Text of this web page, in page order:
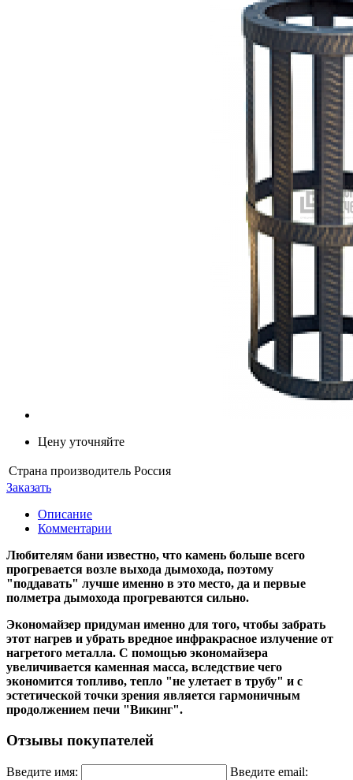
Цену уточняйте
Страна производитель Россия
Заказать
Описание
Комментарии
Любителям бани известно, что камень больше всего
прогревается возле выхода дымохода, поэтому
"поддавать" лучше именно в это место, да и первые
полметра дымохода прогреваются сильно.
Экономайзер придуман именно для того, чтобы забрать
этот нагрев и убрать вредное инфракрасное излучение от
нагретого металла. С помощью экономайзера
увеличивается каменная масса, вследствие чего
экономится топливо, тепло "не улетает в трубу" и с
эстетической точки зрения является гармоничным
продолжением печи "Викинг".
Отзывы покупателей
Введите имя:
Введите email: